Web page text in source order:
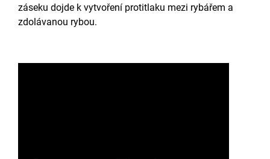
záseku dojde k vytvoření protitlaku mezi rybářem a
zdolávanou rybou.